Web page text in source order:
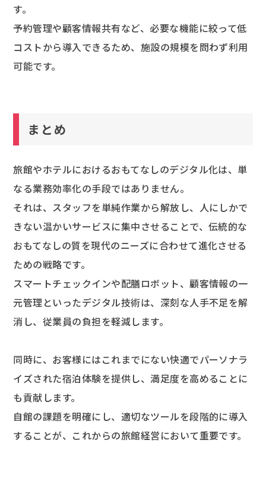
す。
予約管理や顧客情報共有など、必要な機能に絞って低
コストから導入できるため、施設の規模を問わず利用
可能です。
まとめ
旅館やホテルにおけるおもてなしのデジタル化は、単
なる業務効率化の手段ではありません。
それは、スタッフを単純作業から解放し、人にしかで
きない温かいサービスに集中させることで、伝統的な
おもてなしの質を現代のニーズに合わせて進化させる
ための戦略です。
スマートチェックインや配膳ロボット、顧客情報の一
元管理といったデジタル技術は、深刻な人手不足を解
消し、従業員の負担を軽減します。
同時に、お客様にはこれまでにない快適でパーソナラ
イズされた宿泊体験を提供し、満足度を高めることに
も貢献します。
自館の課題を明確にし、適切なツールを段階的に導入
することが、これからの旅館経営において重要です。